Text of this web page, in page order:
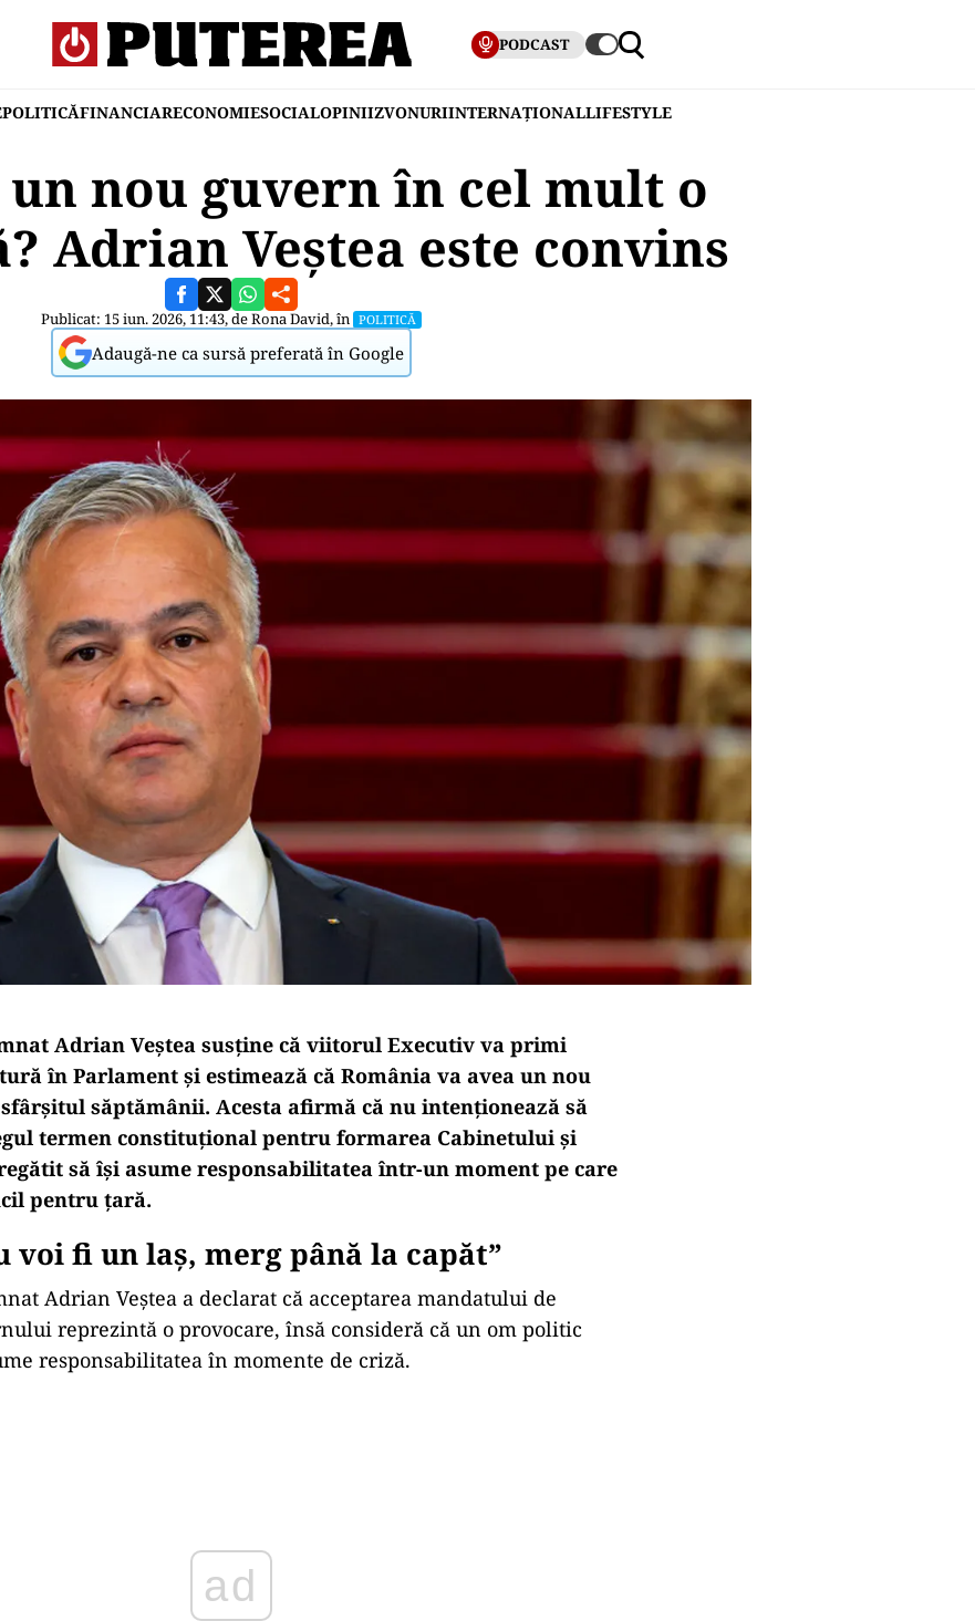
PODCAST
POLITICĂFINANCIARECONOMIESOCIALOPINIIZVONURIINTERNAȚIONALLIFESTYLE
un nou guvern în cel mult o
Adrian Veştea este convins
Publicat: 15 iun. 2026, 11:43, deRona David, în POLITICĂ
Adaugă-ne ca sursă preferată în Google
Adrian Veștea susține că viitorul Executiv va primi
în Parlament și estimează că România va avea un nou
săptămânii. Acesta afirmă că nu intenționează să
termen constituțional pentru formarea Cabinetului și
să își asume responsabilitatea într-un moment pe care
pentru țară.
voi fi un laș, merg până la capăt”
Adrian Veștea a declarat că acceptarea mandatului de
reprezintă o provocare, însă consideră că un om politic
responsabilitatea în momente de criză.